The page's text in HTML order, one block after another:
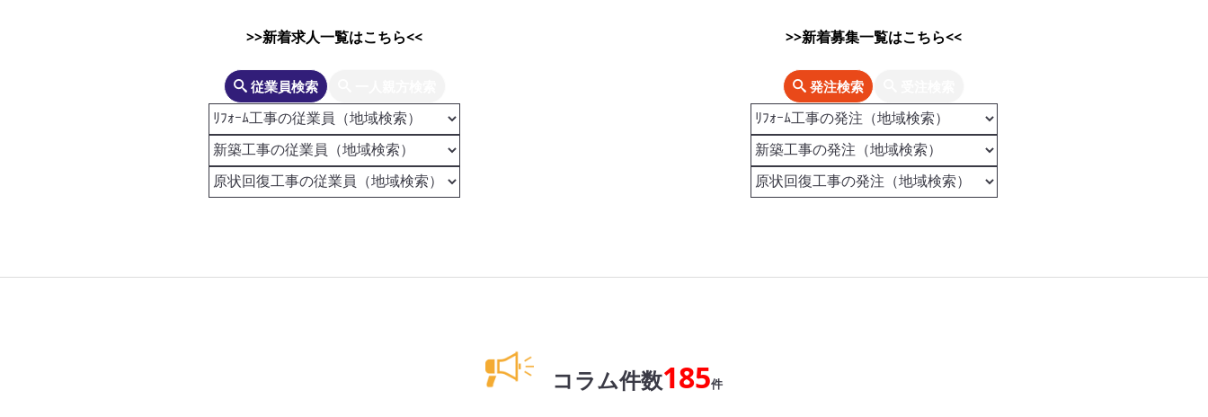
>>新着求人一覧はこちら<<
従業員検索
>>新着募集一覧はこちら<<
発注検索
コラム件数185件